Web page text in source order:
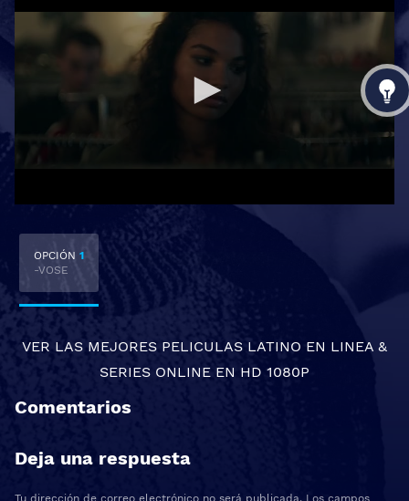
OPCIÓN 1
-VOSE
VER LAS MEJORES PELICULAS LATINO EN LINEA &
SERIES ONLINE EN HD 1080P
Comentarios
Deja una respuesta
Tu dirección de correo electrónico no será publicada. Los campos